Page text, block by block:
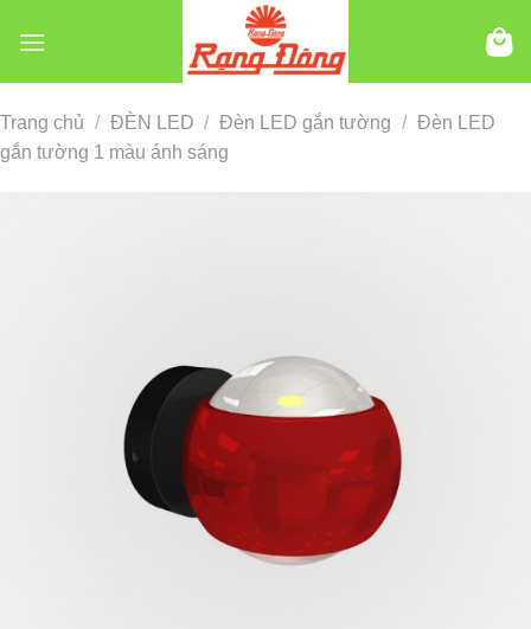
đến
Trang chủ / ĐÈN LED / Đèn LED gắn tường / Đèn LED
gắn tường 1 màu ánh sáng